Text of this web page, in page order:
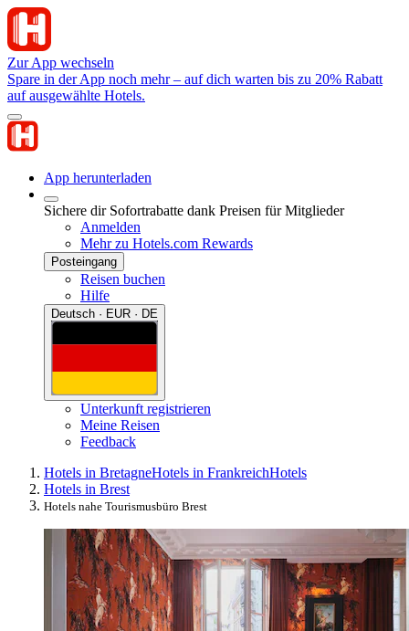
Zur App wechseln
Spare in der App noch mehr – auf dich warten bis zu 20% Rabatt
auf ausgewählte Hotels.
App herunterladen
Sichere dir Sofortrabatte dank Preisen für Mitglieder
Anmelden
Mehr zu Hotels.com Rewards
Posteingang
Reisen buchen
Hilfe
Deutsch · EUR · DE
Unterkunft registrieren
Meine Reisen
Feedback
Hotels in BretagneHotels in FrankreichHotels
Hotels in Brest
Hotels nahe Tourismusbüro Brest